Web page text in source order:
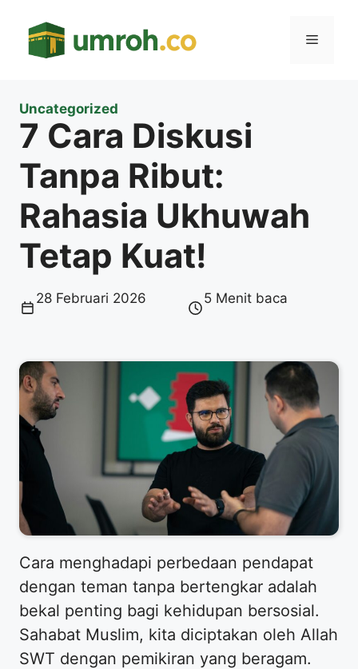
Menu
Uncategorized
7 Cara Diskusi
Tanpa Ribut:
Rahasia Ukhuwah
Tetap Kuat!
28 Februari 2026 5 Menit baca
Cara menghadapi perbedaan pendapat
dengan teman tanpa bertengkar adalah
bekal penting bagi kehidupan bersosial.
Sahabat Muslim, kita diciptakan oleh Allah
SWT dengan pemikiran yang beragam.